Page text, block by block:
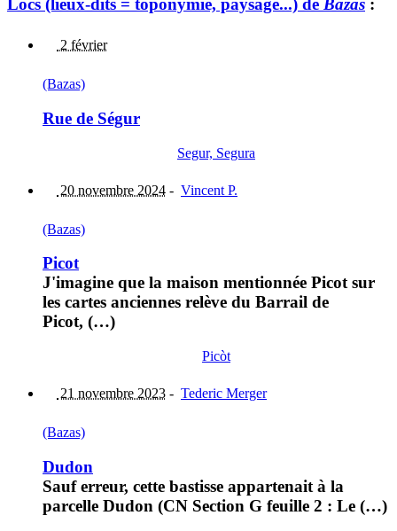
2 février
(Bazas)
Rue de Ségur
Segur, Segura
20 novembre 2024 - Vincent P.
(Bazas)
Picot
J'imagine que la maison mentionnée Picot sur
les cartes anciennes relève du Barrail de
Picot, (…)
Picòt
21 novembre 2023 - Tederic Merger
(Bazas)
Dudon
Sauf erreur, cette bastisse appartenait à la
parcelle Dudon (CN Section G feuille 2 : Le (…)